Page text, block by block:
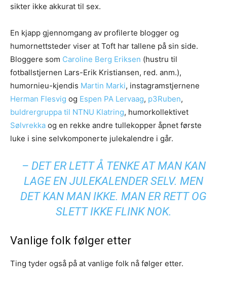
sikter ikke akkurat til sex.
En kjapp gjennomgang av profilerte blogger og
humornettsteder viser at Toft har tallene på sin side.
Bloggere som Caroline Berg Eriksen (hustru til
fotballstjernen Lars-Erik Kristiansen, red. anm.),
humornieu-kjendis Martin Marki, instagramstjernene
Herman Flesvig og Espen PA Lervaag, p3Ruben,
buldrergruppa til NTNU Klatring, humorkollektivet
Sølvrekka og en rekke andre tullekopper åpnet første
luke i sine selvkomponerte julekalendre i går.
– DET ER LETT Å TENKE AT MAN KAN
LAGE EN JULEKALENDER SELV. MEN
DET KAN MAN IKKE. MAN ER RETT OG
SLETT IKKE FLINK NOK.
Vanlige folk følger etter
Ting tyder også på at vanlige folk nå følger etter.